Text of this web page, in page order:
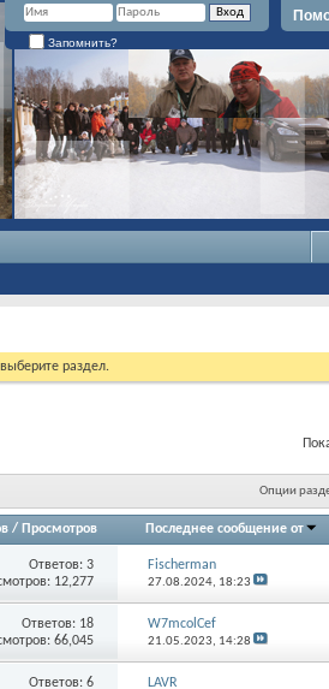
Запомнить?
раздел.
Опции
/ Просмотров Последнее сообщение от
Ответов:3
12,277
Fischerman
27.08.2024, 18:23
Ответов: 18
66,045
W7mcolCef
21.05.2023, 14:28
Ответов:6
LAVR